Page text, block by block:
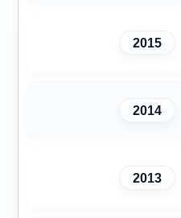
2015
2014
2013